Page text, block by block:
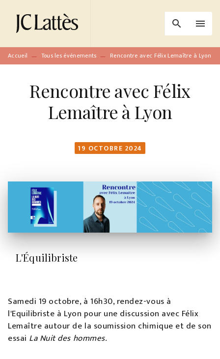
MENU RECHERCHE
PIED DE PAGE
search menu
Accueil — Tous les événements — Rencontre avec Félix Lemaître à Lyon
Rencontre avec Félix
Lemaître à Lyon
19 OCTOBRE 2024
L'Équilibriste
Samedi 19 octobre, à 16h30, rendez-vous à
l'Equilibriste à Lyon pour une discussion avec Félix
Lemaître autour de la soumission chimique et de son
essai La Nuit des hommes.